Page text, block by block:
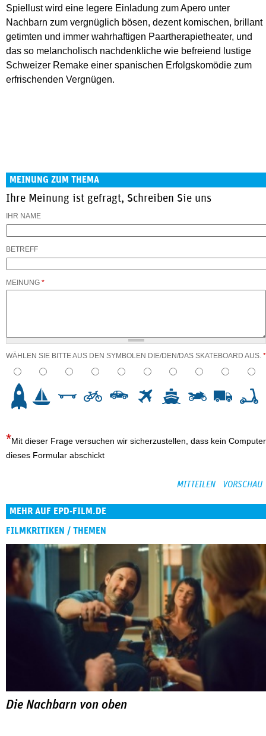
Spiellust wird eine legere Einladung zum Apero unter
Nachbarn zum vergnüglich bösen, dezent komischen, brillant
getimten und immer wahrhaftigen Paartherapietheater, und
das so melancholisch nachdenkliche wie befreiend lustige
Schweizer Remake einer spanischen Erfolgskomödie zum
erfrischenden Vergnügen.
MEINUNG ZUM THEMA
Ihre Meinung ist gefragt, Schreiben Sie uns
IHR NAME
BETREFF
MEINUNG *
WÄHLEN SIE BITTE AUS DEN SYMBOLEN DIE/DEN/DAS SKATEBOARD AUS. *
Mit dieser Frage versuchen wir sicherzustellen, dass kein Computer
dieses Formular abschickt
MEHR AUF EPD-FILM.DE
FILMKRITIKEN / THEMEN
Die Nachbarn von oben